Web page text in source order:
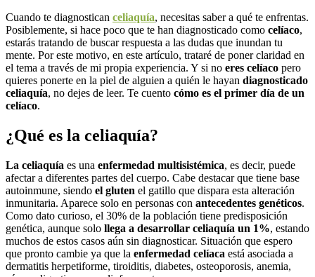
Cuando te diagnostican celiaquía, necesitas saber a qué te enfrentas.
Posiblemente, si hace poco que te han diagnosticado como celíaco,
estarás tratando de buscar respuesta a las dudas que inundan tu
mente. Por este motivo, en este artículo, trataré de poner claridad en
el tema a través de mi propia experiencia. Y si no eres celíaco pero
quieres ponerte en la piel de alguien a quién le hayan diagnosticado
celiaquía, no dejes de leer. Te cuento cómo es el primer día de un
celíaco.
¿Qué es la celiaquía?
La celiaquía es una enfermedad multisistémica, es decir, puede
afectar a diferentes partes del cuerpo. Cabe destacar que tiene base
autoinmune, siendo el gluten el gatillo que dispara esta alteración
inmunitaria. Aparece solo en personas con antecedentes genéticos.
Como dato curioso, el 30% de la población tiene predisposición
genética, aunque solo llega a desarrollar celiaquía un 1%, estando
muchos de estos casos aún sin diagnosticar. Situación que espero
que pronto cambie ya que la enfermedad celíaca está asociada a
dermatitis herpetiforme, tiroiditis, diabetes, osteoporosis, anemia,